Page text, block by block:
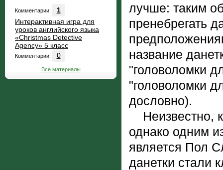
Комментарии:
1
Интерактивная игра для
уроков английского языка
«Christmas Detective
Agency» 5 класс
Комментарии: 0
Все материалы
лучше: таким
пренебрегать
название
"головоломки
"головоломки
дословно).
Неизвестно,
однако одним
является Пол
данетки стали